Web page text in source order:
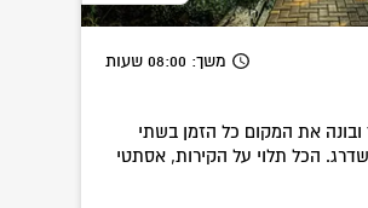
משך: 08:00 שעות
את המקום כל הזמן בשתי
הכל תלוי על הקירות, אסתטי